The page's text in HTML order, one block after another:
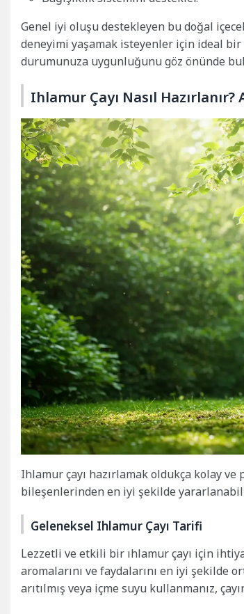
Genel iyi oluşu destekleyen bu doğal
deneyimi yaşamak isteyenler için ideal
durumunuza uygunluğunu göz önünde
Ihlamur Çayı Nasıl Hazırlanır?
Ihlamur çayı hazırlamak oldukça kolay
bileşenlerinden en iyi şekilde
Geleneksel Ihlamur Çayı Tarifi
Lezzetli ve etkili bir ıhlamur çayı için
aromalarını ve faydalarını en iyi şekilde
arıtılmış veya içme suyu kullanmanız,